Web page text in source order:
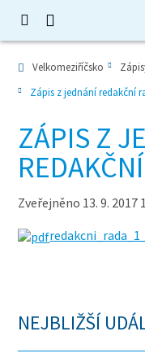
Velkomeziříčsko
Zápis z jednání redakční
ZÁPIS Z
Zveřejněno 13. 9. 2017
NEJBLIŽŠÍ